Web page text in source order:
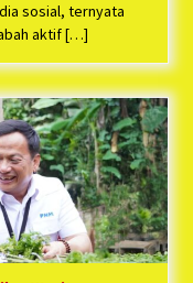
sosial, ternyata
aktif […]